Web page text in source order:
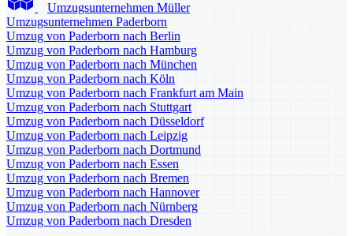
Umzugsunternehmen Müller
Umzugsunternehmen Paderborn
Umzug von Paderborn nach Berlin
Umzug von Paderborn nach Hamburg
Umzug von Paderborn nach München
Umzug von Paderborn nach Köln
Umzug von Paderborn nach Frankfurt am Main
Umzug von Paderborn nach Stuttgart
Umzug von Paderborn nach Düsseldorf
Umzug von Paderborn nach Leipzig
Umzug von Paderborn nach Dortmund
Umzug von Paderborn nach Essen
Umzug von Paderborn nach Bremen
Umzug von Paderborn nach Hannover
Umzug von Paderborn nach Nürnberg
Umzug von Paderborn nach Dresden